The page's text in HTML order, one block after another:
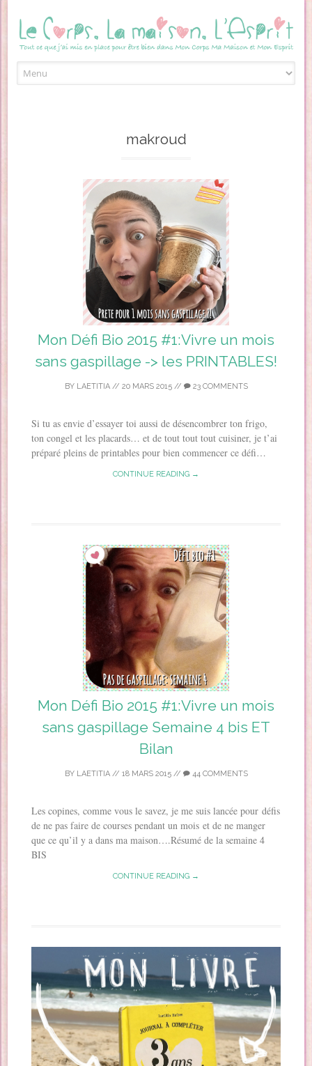
makroud
Mon Défi Bio 2015 #1:Vivre un mois
sans gaspillage -> les PRINTABLES!
BY LAETITIA// 20 MARS 2015// 23 COMMENTS
Si tu as envie d’essayer toi aussi de désencombrer ton frigo,
ton congel et les placards… et de tout tout tout cuisiner, je t’ai
préparé pleins de printables pour bien commencer ce défi…
CONTINUE READING →
Mon Défi Bio 2015 #1:Vivre un mois
sans gaspillage Semaine 4 bis ET
Bilan
BY LAETITIA// 18 MARS 2015// 44 COMMENTS
Les copines, comme vous le savez, je me suis lancée pour défis
de ne pas faire de courses pendant un mois et de ne manger
que ce qu’il y a dans ma maison….Résumé de la semaine 4
BIS
CONTINUE READING →